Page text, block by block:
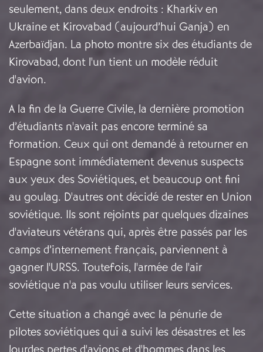
seulement, dans deux endroits : Kharkiv en
Ukraine et Kirovabad (aujourd’hui Ganja) en
Azerbaïdjan. La photo montre six des étudiants de
Kirovabad, dont l'un tient un modèle réduit
d'avion.
A la fin de la Guerre Civile, la dernière promotion
d’étudiants n'avait pas encore terminé sa
formation. Ceux qui ont demandé à retourner en
Espagne sont immédiatement devenus suspects
aux yeux des Soviétiques, et beaucoup ont fini
au goulag. D'autres ont décidé de rester en Union
soviétique. Ils sont rejoints par quelques dizaines
d'aviateurs vétérans qui, après être passés par les
camps d’internement français, parviennent à
gagner l'URSS. Toutefois, l'armée de l'air
soviétique n'a pas voulu utiliser leurs services.
Cette situation a changé avec la pénurie de
pilotes soviétiques qui a suivi les désastres et les